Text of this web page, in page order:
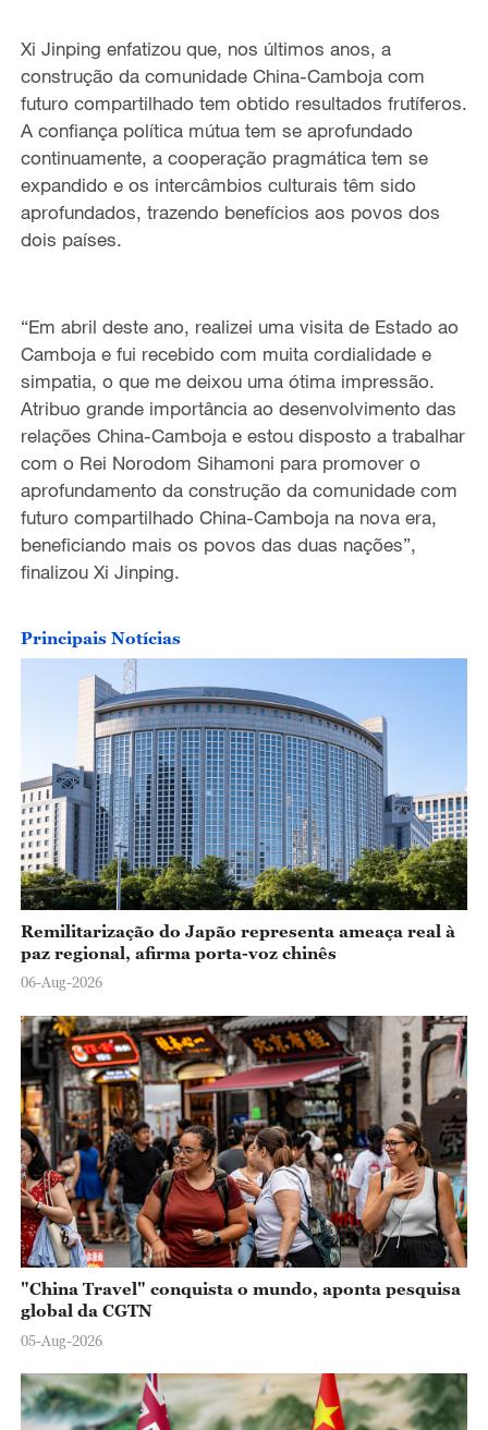
Xi Jinping enfatizou que, nos últimos anos, a
construção da comunidade China-Camboja com
futuro compartilhado tem obtido resultados frutíferos.
A confiança política mútua tem se aprofundado
continuamente, a cooperação pragmática tem se
expandido e os intercâmbios culturais têm sido
aprofundados, trazendo benefícios aos povos dos
dois países.
“Em abril deste ano, realizei uma visita de Estado ao
Camboja e fui recebido com muita cordialidade e
simpatia, o que me deixou uma ótima impressão.
Atribuo grande importância ao desenvolvimento das
relações China-Camboja e estou disposto a trabalhar
com o Rei Norodom Sihamoni para promover o
aprofundamento da construção da comunidade com
futuro compartilhado China-Camboja na nova era,
beneficiando mais os povos das duas nações”,
finalizou Xi Jinping.
Principais Notícias
Remilitarização do Japão representa ameaça real à
paz regional, afirma porta-voz chinês
06-Aug-2026
"China Travel" conquista o mundo, aponta pesquisa
global da CGTN
05-Aug-2026